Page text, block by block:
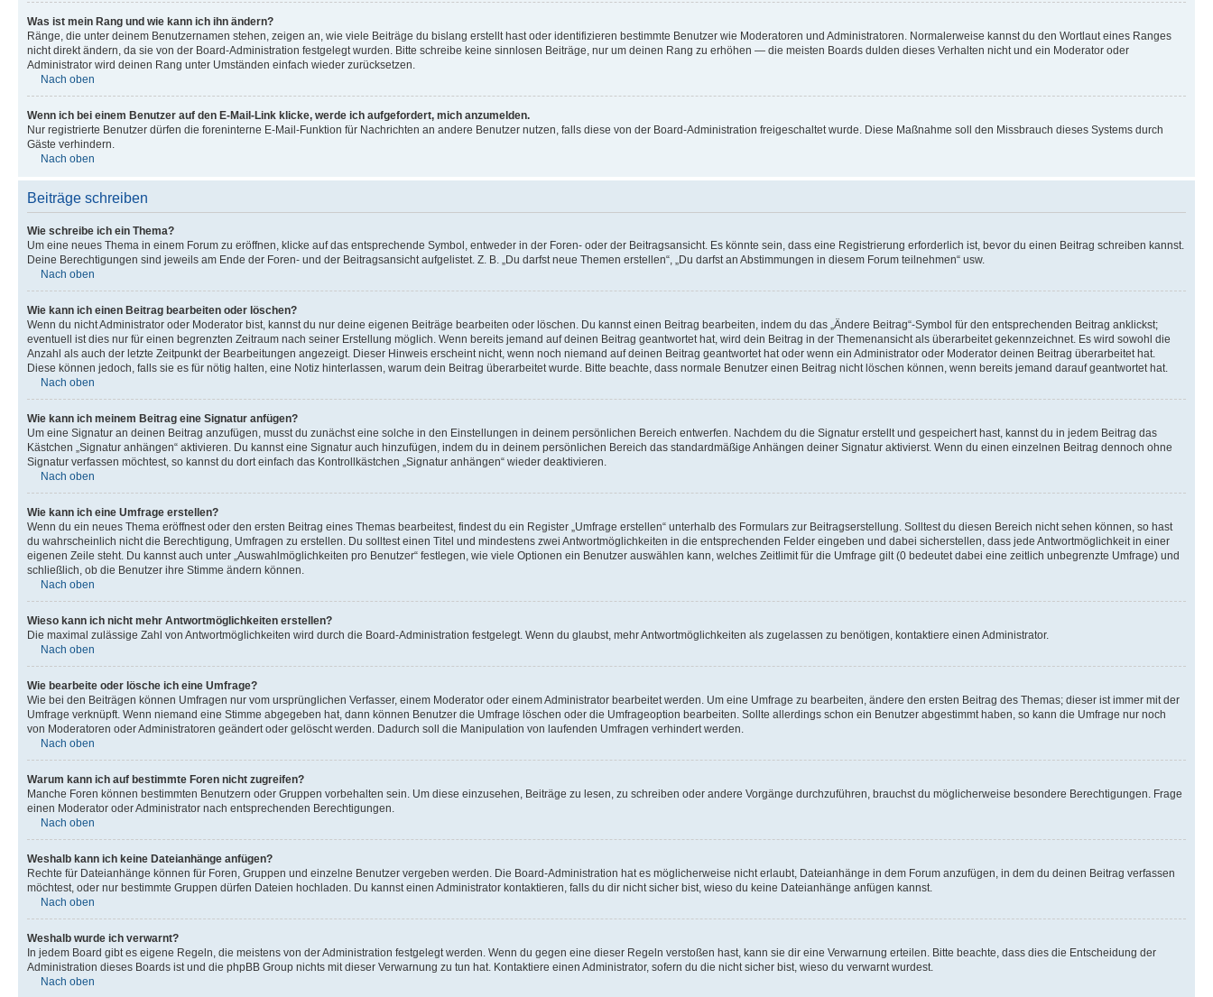
Was ist mein Rang und wie kann ich ihn ändern?
Ränge, die unter deinem Benutzernamen stehen, zeigen an, wie viele Beiträge du bislang erstellt hast oder identifizieren bestimmte Benutzer wie Moderatoren und Administratoren. Normalerweise kannst du den Wortlaut eines Ranges
nicht direkt ändern, da sie von der Board-Administration festgelegt wurden. Bitte schreibe keine sinnlosen Beiträge, nur um deinen Rang zu erhöhen — die meisten Boards dulden dieses Verhalten nicht und ein Moderator oder
Administrator wird deinen Rang unter Umständen einfach wieder zurücksetzen.
Nach oben
Wenn ich bei einem Benutzer auf den E-Mail-Link klicke, werde ich aufgefordert, mich anzumelden.
Nur registrierte Benutzer dürfen die foreninterne E-Mail-Funktion für Nachrichten an andere Benutzer nutzen, falls diese von der Board-Administration freigeschaltet wurde. Diese Maßnahme soll den Missbrauch dieses Systems durch
Gäste verhindern.
Nach oben
Beiträge schreiben
Wie schreibe ich ein Thema?
Um eine neues Thema in einem Forum zu eröffnen, klicke auf das entsprechende Symbol, entweder in der Foren- oder der Beitragsansicht. Es könnte sein, dass eine Registrierung erforderlich ist, bevor du einen Beitrag schreiben kannst.
Deine Berechtigungen sind jeweils am Ende der Foren- und der Beitragsansicht aufgelistet. Z. B. „Du darfst neue Themen erstellen“, „Du darfst an Abstimmungen in diesem Forum teilnehmen“ usw.
Nach oben
Wie kann ich einen Beitrag bearbeiten oder löschen?
Wenn du nicht Administrator oder Moderator bist, kannst du nur deine eigenen Beiträge bearbeiten oder löschen. Du kannst einen Beitrag bearbeiten, indem du das „Ändere Beitrag“-Symbol für den entsprechenden Beitrag anklickst;
eventuell ist dies nur für einen begrenzten Zeitraum nach seiner Erstellung möglich. Wenn bereits jemand auf deinen Beitrag geantwortet hat, wird dein Beitrag in der Themenansicht als überarbeitet gekennzeichnet. Es wird sowohl die
Anzahl als auch der letzte Zeitpunkt der Bearbeitungen angezeigt. Dieser Hinweis erscheint nicht, wenn noch niemand auf deinen Beitrag geantwortet hat oder wenn ein Administrator oder Moderator deinen Beitrag überarbeitet hat.
Diese können jedoch, falls sie es für nötig halten, eine Notiz hinterlassen, warum dein Beitrag überarbeitet wurde. Bitte beachte, dass normale Benutzer einen Beitrag nicht löschen können, wenn bereits jemand darauf geantwortet hat.
Nach oben
Wie kann ich meinem Beitrag eine Signatur anfügen?
Um eine Signatur an deinen Beitrag anzufügen, musst du zunächst eine solche in den Einstellungen in deinem persönlichen Bereich entwerfen. Nachdem du die Signatur erstellt und gespeichert hast, kannst du in jedem Beitrag das
Kästchen „Signatur anhängen“ aktivieren. Du kannst eine Signatur auch hinzufügen, indem du in deinem persönlichen Bereich das standardmäßige Anhängen deiner Signatur aktivierst. Wenn du einen einzelnen Beitrag dennoch ohne
Signatur verfassen möchtest, so kannst du dort einfach das Kontrollkästchen „Signatur anhängen“ wieder deaktivieren.
Nach oben
Wie kann ich eine Umfrage erstellen?
Wenn du ein neues Thema eröffnest oder den ersten Beitrag eines Themas bearbeitest, findest du ein Register „Umfrage erstellen“ unterhalb des Formulars zur Beitragserstellung. Solltest du diesen Bereich nicht sehen können, so hast
du wahrscheinlich nicht die Berechtigung, Umfragen zu erstellen. Du solltest einen Titel und mindestens zwei Antwortmöglichkeiten in die entsprechenden Felder eingeben und dabei sicherstellen, dass jede Antwortmöglichkeit in einer
eigenen Zeile steht. Du kannst auch unter „Auswahlmöglichkeiten pro Benutzer“ festlegen, wie viele Optionen ein Benutzer auswählen kann, welches Zeitlimit für die Umfrage gilt (0 bedeutet dabei eine zeitlich unbegrenzte Umfrage) und
schließlich, ob die Benutzer ihre Stimme ändern können.
Nach oben
Wieso kann ich nicht mehr Antwortmöglichkeiten erstellen?
Die maximal zulässige Zahl von Antwortmöglichkeiten wird durch die Board-Administration festgelegt. Wenn du glaubst, mehr Antwortmöglichkeiten als zugelassen zu benötigen, kontaktiere einen Administrator.
Nach oben
Wie bearbeite oder lösche ich eine Umfrage?
Wie bei den Beiträgen können Umfragen nur vom ursprünglichen Verfasser, einem Moderator oder einem Administrator bearbeitet werden. Um eine Umfrage zu bearbeiten, ändere den ersten Beitrag des Themas; dieser ist immer mit der
Umfrage verknüpft. Wenn niemand eine Stimme abgegeben hat, dann können Benutzer die Umfrage löschen oder die Umfrageoption bearbeiten. Sollte allerdings schon ein Benutzer abgestimmt haben, so kann die Umfrage nur noch
von Moderatoren oder Administratoren geändert oder gelöscht werden. Dadurch soll die Manipulation von laufenden Umfragen verhindert werden.
Nach oben
Warum kann ich auf bestimmte Foren nicht zugreifen?
Manche Foren können bestimmten Benutzern oder Gruppen vorbehalten sein. Um diese einzusehen, Beiträge zu lesen, zu schreiben oder andere Vorgänge durchzuführen, brauchst du möglicherweise besondere Berechtigungen. Frage
einen Moderator oder Administrator nach entsprechenden Berechtigungen.
Nach oben
Weshalb kann ich keine Dateianhänge anfügen?
Rechte für Dateianhänge können für Foren, Gruppen und einzelne Benutzer vergeben werden. Die Board-Administration hat es möglicherweise nicht erlaubt, Dateianhänge in dem Forum anzufügen, in dem du deinen Beitrag verfassen
möchtest, oder nur bestimmte Gruppen dürfen Dateien hochladen. Du kannst einen Administrator kontaktieren, falls du dir nicht sicher bist, wieso du keine Dateianhänge anfügen kannst.
Nach oben
Weshalb wurde ich verwarnt?
In jedem Board gibt es eigene Regeln, die meistens von der Administration festgelegt werden. Wenn du gegen eine dieser Regeln verstoßen hast, kann sie dir eine Verwarnung erteilen. Bitte beachte, dass dies die Entscheidung der
Administration dieses Boards ist und die phpBB Group nichts mit dieser Verwarnung zu tun hat. Kontaktiere einen Administrator, sofern du die nicht sicher bist, wieso du verwarnt wurdest.
Nach oben